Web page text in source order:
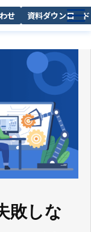
せ 資料ダウンロード
敗しな